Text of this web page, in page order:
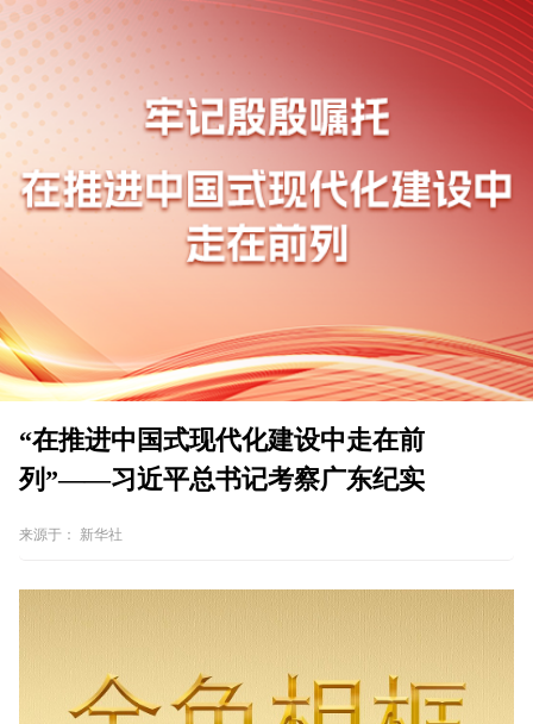
“在推进中国式现代化建设中走在前
列”——习近平总书记考察广东纪实
来源于： 新华社